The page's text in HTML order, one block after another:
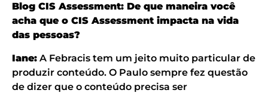
Blog CIS Assessment: De que maneira você
acha que o CIS Assessment impacta na vida
das pessoas?
Iane: A Febracis tem um jeito muito particular de
produzir conteúdo. O Paulo sempre fez questão
de dizer que o conteúdo precisa ser